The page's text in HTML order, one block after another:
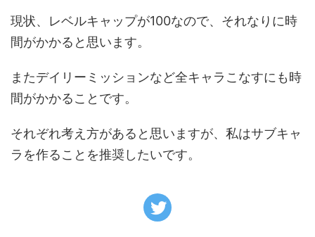
現状、レベルキャップが100なので、それなりに時
間がかかると思います。
またデイリーミッションなど全キャラこなすにも時
間がかかることです。
それぞれ考え方があると思いますが、私はサブキャ
ラを作ることを推奨したいです。